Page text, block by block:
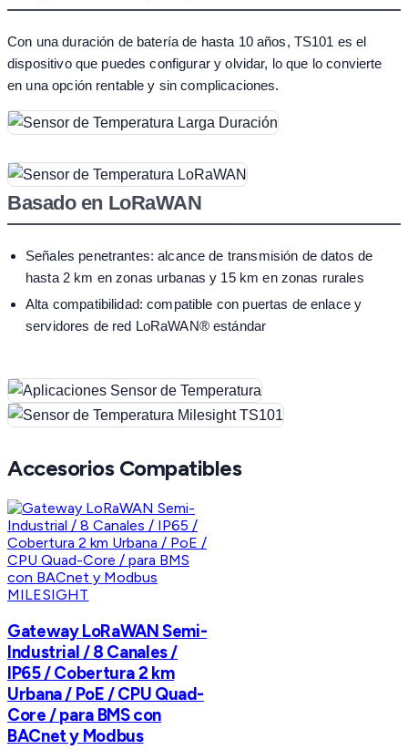
Con una duración de batería de hasta 10 años, TS101 es el
dispositivo que puedes configurar y olvidar, lo que lo convierte
en una opción rentable y sin complicaciones.
Basado en LoRaWAN
Señales penetrantes: alcance de transmisión de datos de
hasta 2 km en zonas urbanas y 15 km en zonas rurales
Alta compatibilidad: compatible con puertas de enlace y
servidores de red LoRaWAN® estándar
Accesorios Compatibles
MILESIGHT
Gateway LoRaWAN Semi-
Industrial / 8 Canales /
IP65 / Cobertura 2 km
Urbana / PoE / CPU Quad-
Core / para BMS con
BACnet y Modbus